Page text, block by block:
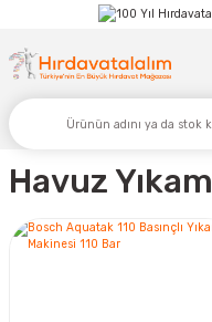
Havuz